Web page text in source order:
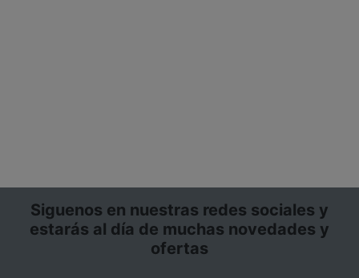
Siguenos en nuestras redes sociales y
estarás al día de muchas novedades y
ofertas